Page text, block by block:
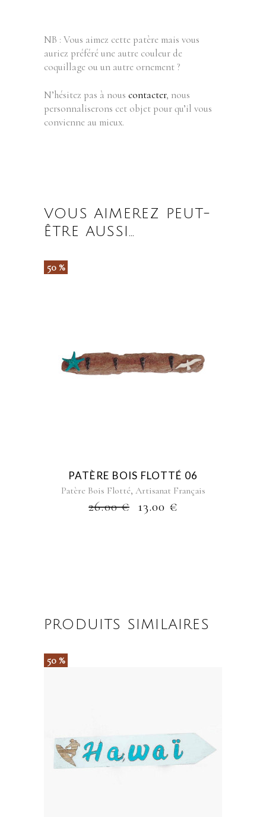
NB : Vous aimez cette patère mais vous
auriez préféré une autre couleur de
coquillage ou un autre ornement ?
N’hésitez pas à nous contacter, nous
personnaliserons cet objet pour qu’il vous
convienne au mieux.
VOUS AIMEREZ PEUT-
ÊTRE AUSSI…
50 %
PATÈRE BOIS FLOTTÉ 06
Patère Bois Flotté, Artisanat Français
26.00€ 13.00 €
PRODUITS SIMILAIRES
50 %